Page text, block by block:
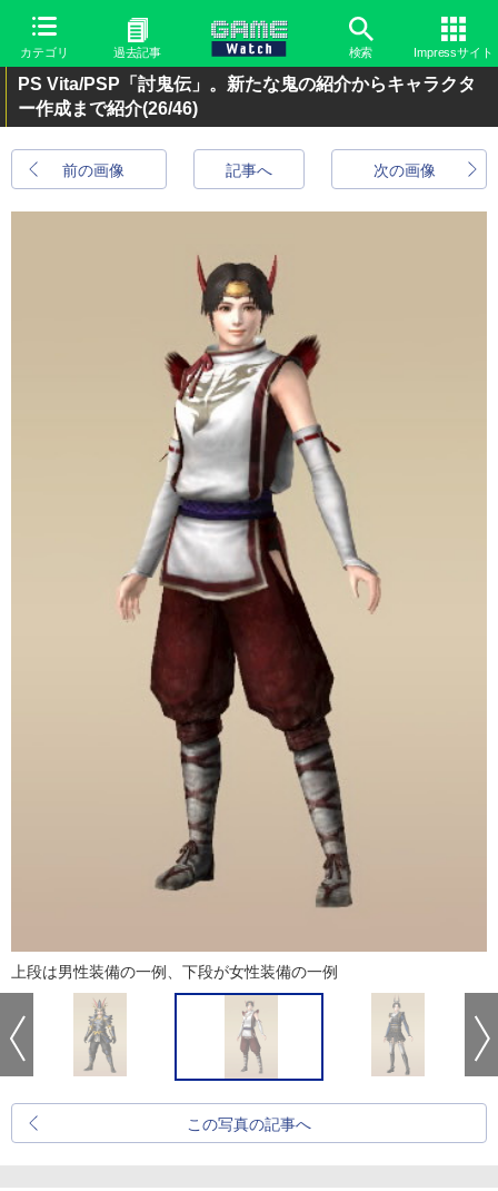
カテゴリ 過去記事 検索 Impressサイト
PS Vita/PSP「討鬼伝」。新たな鬼の紹介からキャラクタ
ー作成まで紹介(26/46)
前の画像 次の画像
記事へ
上段は男性装備の一例、下段が女性装備の一例
この写真の記事へ